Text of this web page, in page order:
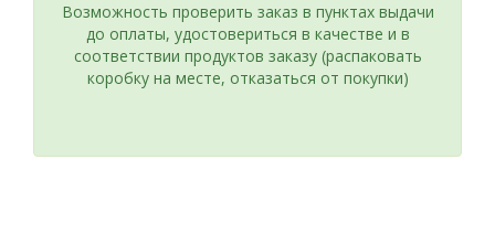
Возможность проверить заказ в пунктах выдачи
до оплаты, удостовериться в качестве и в
соответствии продуктов заказу (распаковать
коробку на месте, отказаться от покупки)